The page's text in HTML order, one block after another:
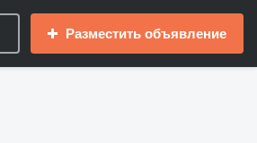
Разместить объявление